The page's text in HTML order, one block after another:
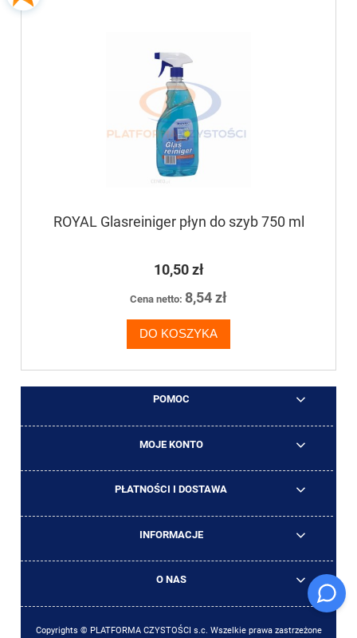
ROYAL Glasreiniger płyn do szyb 750 ml
10,50 zł
Cena netto: 8,54 zł
DO KOSZYKA
POMOC
MOJE KONTO
PŁATNOŚCI I DOSTAWA
INFORMACJE
O NAS
Copyrights © PLATFORMA CZYSTOŚCI s.c. Wszelkie prawa zastrzeżone